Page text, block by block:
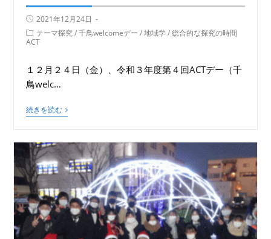
2021年12月24日
テーマ探究 / 千鳥welcomeデー / 地域学 / 総合的な探究の時間
ACT
１２月２４日（金）、令和３年度第４回ACTデー（千
鳥welc…
続きを読む